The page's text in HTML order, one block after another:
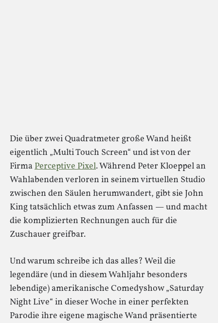
Die über zwei Quadratmeter große Wand heißt
eigentlich „Multi Touch Screen“ und ist von der
FirmaPerceptive Pixel. Während Peter Kloeppel an
Wahlabenden verloren in seinem virtuellen Studio
zwischen den Säulen herumwandert, gibt sie John
King tatsächlich etwas zum Anfassen — und macht
die komplizierten Rechnungen auch für die
Zuschauer greifbar.
Und warum schreibe ich das alles? Weil die
legendäre (und in diesem Wahljahr besonders
lebendige) amerikanische Comedyshow „Saturday
Night Live“ in dieser Woche in einer perfekten
Parodie ihre eigene magische Wand präsentierte